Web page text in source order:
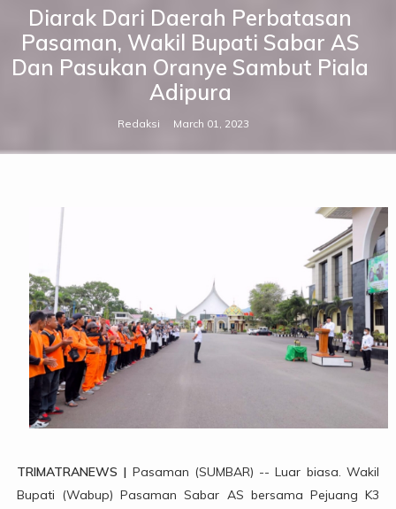
Diarak Dari Daerah Perbatasan
Pasaman, Wakil Bupati Sabar AS
Dan Pasukan Oranye Sambut Piala
Adipura
Redaksi March 01, 2023
TRIMATRANEWS | Pasaman (SUMBAR) -- Luar biasa. Wakil
Bupati (Wabup) Pasaman Sabar AS bersama Pejuang K3